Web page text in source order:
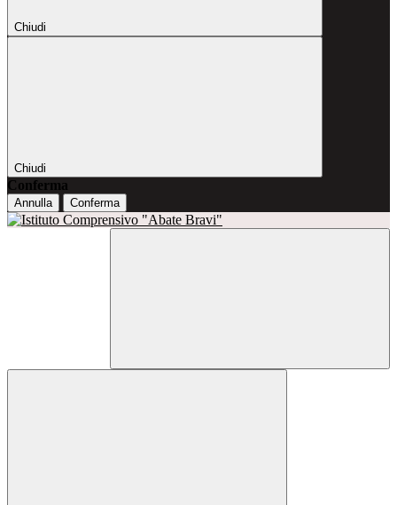
Chiudi
Chiudi
Conferma
Annulla Conferma